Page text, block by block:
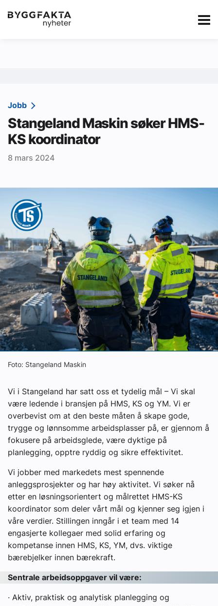
Kategorier Jobbmarkedet Annonsere i
Redaksjonen
Om Byggfakta
Annonsere
Tips oss
Ledige stillinger
eBlad
Aktivitetskalender
Bransjekommentar
Nyheter
Jobb
Stangeland Maskin søker HMS-
KS koordinator
8 mars 2024
Foto: Stangeland Maskin
Vi i Stangeland har satt oss et tydelig mål – Vi skal
være ledende i bransjen på HMS, KS og YM. Vi er
overbevist om at den beste måten å skape gode,
trygge og lønnsomme arbeidsplasser på, er gjennom å
fokusere på arbeidsglede, være dyktige på
planlegging, opptre ryddig og sikre effektivitet.
Vi jobber med markedets mest spennende
anleggsprosjekter og har høy aktivitet. Vi søker nå
etter en løsningsorientert og målrettet HMS-KS
koordinator som deler vårt mål og kjenner seg igjen i
våre verdier. Stillingen inngår i et team med 14
engasjerte kollegaer med solid erfaring og
kompetanse innen HMS, KS, YM, dvs. viktige
bærebjelker innen bærekraft.
Sentrale arbeidsoppgaver vil være:
· Aktiv, praktisk og analytisk planlegging og